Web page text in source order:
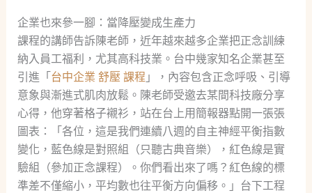
企業也來參一腳：當降壓變成生產力
課程的講師告訴陳老師，近年越來越多企業把正念訓練
納入員工福利，尤其高科技業。台中幾家知名企業甚至
引進「 台中企業 舒壓 課程 」，內容包含正念呼吸、引導
意象與漸進式肌肉放鬆。陳老師受邀去某間科技廠分享
心得，他穿著格子襯衫，站在台上用簡報器點開一張張
圖表：「各位，這是我們連續八週的自主神經平衡指數
變化，藍色線是對照組（只聽古典音樂），紅色線是實
驗組（參加正念課程）。你們看出來了嗎？紅色線的標
準差不僅縮小，平均數也往平衡方向偏移。」台下工程